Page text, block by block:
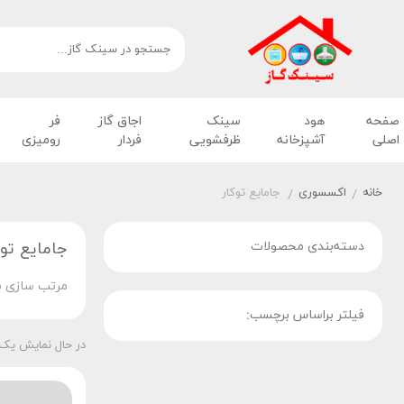
صفحه
اصلی
هود
آشپزخانه
سینک
ظرفشویی
اجاق گاز
فردار
فر
رومیزی
خانه / اکسسوری / جامایع توکار
جامایع
مرتب سازی
در حال نمایش
دسته‌بندی محصولات
فیلتر براساس برچسب: